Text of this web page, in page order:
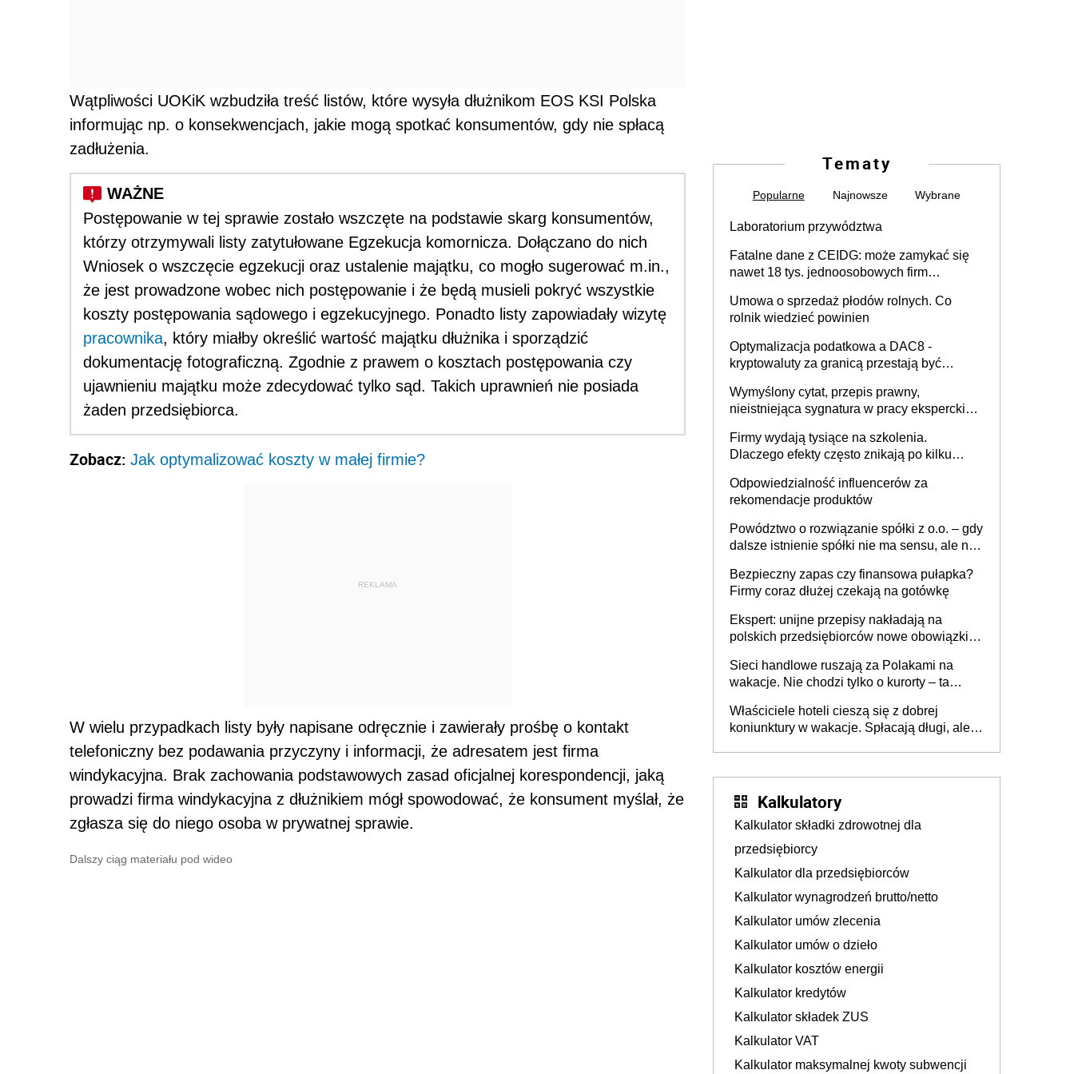
Wątpliwości UOKiK wzbudziła treść listów, które wysyła dłużnikom EOS KSI Polska
informując np. o konsekwencjach, jakie mogą spotkać konsumentów, gdy nie spłacą
zadłużenia.
Postępowanie w tej sprawie zostało wszczęte na podstawie skarg konsumentów,
którzy otrzymywali listy zatytułowane Egzekucja komornicza. Dołączano do nich
Wniosek o wszczęcie egzekucji oraz ustalenie majątku, co mogło sugerować m.in.,
że jest prowadzone wobec nich postępowanie i że będą musieli pokryć wszystkie
koszty postępowania sądowego i egzekucyjnego. Ponadto listy zapowiadały wizytę
pracownika, który miałby określić wartość majątku dłużnika i sporządzić
dokumentację fotograficzną. Zgodnie z prawem o kosztach postępowania czy
ujawnieniu majątku może zdecydować tylko sąd. Takich uprawnień nie posiada
żaden przedsiębiorca.
Zobacz: Jak optymalizować koszty w małej firmie?
REKLAMA
W wielu przypadkach listy były napisane odręcznie i zawierały prośbę o kontakt
telefoniczny bez podawania przyczyny i informacji, że adresatem jest firma
windykacyjna. Brak zachowania podstawowych zasad oficjalnej korespondencji, jaką
prowadzi firma windykacyjna z dłużnikiem mógł spowodować, że konsument myślał, że
zgłasza się do niego osoba w prywatnej sprawie.
Dalszy ciąg materiału pod wideo
Tematy
Popularne Najnowsze Wybrane
Laboratorium przywództwa
Fatalne dane z CEIDG: może zamykać się
nawet 18 tys. jednoosobowych firm
Umowa o sprzedaż płodów rolnych. Co
rolnik wiedzieć powinien
Optymalizacja podatkowa a DAC8 -
kryptowaluty za granicą przestają być
Wymyślony cytat, przepis prawny,
nieistniejąca sygnatura w pracy eksperckiej -
firmie
Firmy wydają tysiące na szkolenia.
Dlaczego efekty często znikają po kilku
Odpowiedzialność influencerów za
rekomendacje produktów
Powództwo o rozwiązanie spółki z o.o. – gdy
dalsze istnienie spółki nie ma sensu, ale nie
Bezpieczny zapas czy finansowa pułapka?
Firmy coraz dłużej czekają na gotówkę
Ekspert: unijne przepisy nakładają na
polskich przedsiębiorców nowe obowiązki w
Sieci handlowe ruszają za Polakami na
wakacje. Nie chodzi tylko o kurorty – ta
tam, gdzie wielu spędzi urlop po cichu
Właściciele hoteli cieszą się z dobrej
koniunktury w wakacje. Spłacają długi, ale
Kalkulatory
Kalkulator składki zdrowotnej dla
przedsiębiorcy
Kalkulator dla przedsiębiorców
Kalkulator wynagrodzeń brutto/netto
Kalkulator umów zlecenia
Kalkulator umów o dzieło
Kalkulator kosztów energii
Kalkulator kredytów
Kalkulator składek ZUS
Kalkulator VAT
Kalkulator maksymalnej kwoty subwencji